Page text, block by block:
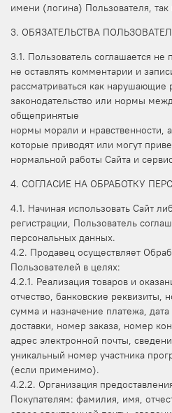
имени (логина) Пользователя, так
3. ОБЯЗАТЕЛЬСТВА
3.1. Пользователь соглашается
не оставлять комментарии и
рассматриваться как нарушающие
законодательство или нормы
общепринятые
нормы морали и нравственности,
которые приводят или могут
нормальной работы Сайта и
4. СОГЛАСИЕ НА ОБРАБОТКУ
4.1. Начиная использовать Сайт
регистрации, Пользователь
персональных данных.
4.2. Продавец осуществляет
Пользователей в целях:
4.2.1. Реализация товаров и
отчество, банковские реквизиты,
сумма и назначение платежа,
доставки, номер заказа, номер
адрес электронной почты,
уникальный номер участника
(если применимо).
4.2.2. Организация
Покупателям: фамилия, имя,